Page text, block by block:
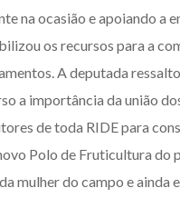
na ocasião e apoiando a
os recursos para a
A deputada
a importância da união
de toda RIDE para
Polo de Fruticultura do
mulher do campo e ainda